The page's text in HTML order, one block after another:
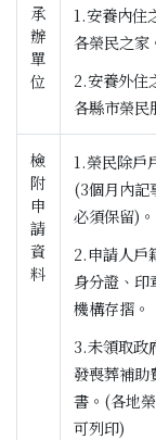
承
辦
單
位
1.安養內住
各榮民之家
2.安養外住
各縣市榮民
檢
附
申
請
資
料
1.榮民除戶
(3個月內記
必須保留)。
2.申請人戶
身分證、印
機構存摺。
3.未領取政
發喪葬補助
書。(各地
可列印)